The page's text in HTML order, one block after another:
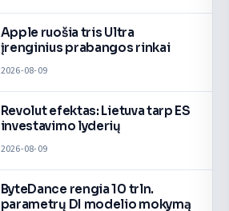
Apple ruošia tris Ultra
įrenginius prabangos rinkai
2026-08-09
Revolut efektas: Lietuva tarp ES
investavimo lyderių
2026-08-09
ByteDance rengia 10 trln.
parametrų DI modelio mokymą